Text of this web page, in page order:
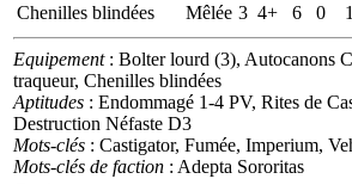
Chenilles blindées
Mêlée 3 4+ 6 0 1
Equipement: Bolter lourd (3), Autocanons
traqueur, Chenilles blindées
Aptitudes : Endommagé 1-4 PV, Rites de
Destruction Néfaste D3
Mots-clés : Castigator, Fumée, Imperium,
Mots-clés de faction : Adepta Sororitas